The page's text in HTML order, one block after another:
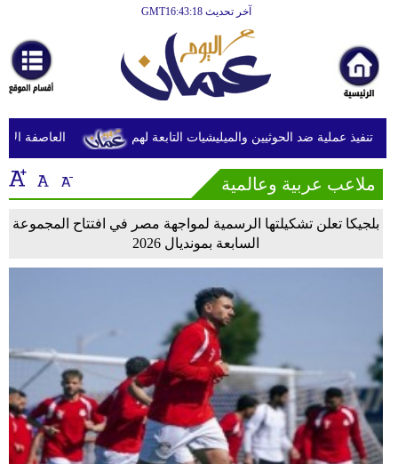
آخر تحديث GMT16:43:18
أخبارعاجلة
رياضة
ثقافة
إقتصاد
سياحة
وسفر
ديكور
العاصفة تنفيذ عملية ضد الحوثيين والميليشيات التابعة لهم
ملاعب عربية وعالمية
بلجيكا تعلن تشكيلتها الرسمية لمواجهة مصر في افتتاح المجموعة
السابعة بمونديال 2026